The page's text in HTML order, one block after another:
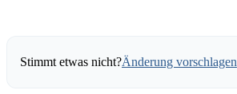
Stimmt etwas nicht?Änderung vorschlagen